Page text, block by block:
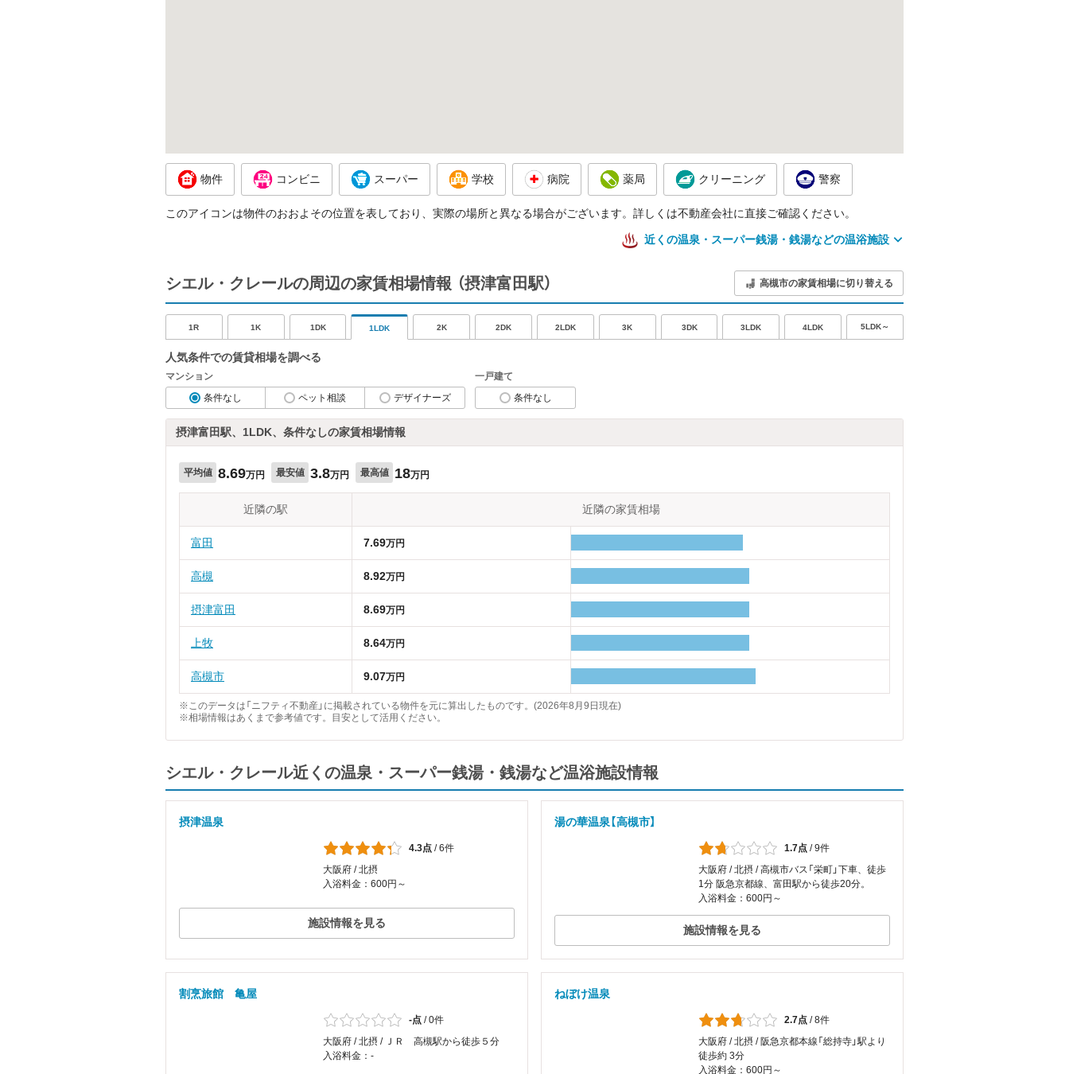
物件 コンビニ スーパー 学校 病院 薬局 クリーニング 警察
このアイコンは物件のおおよその位置を表しており、実際の場所と異なる場合がございます。詳しくは不動産会社に直接ご確認ください。
近くの温泉・スーパー銭湯・銭湯などの温浴施設
シエル・クレールの周辺の家賃相場情報 （摂津富田駅） 高槻市の家賃相場に切り替える
1R 1K 1DK 1LDK 2K 2DK 2LDK 3K 3DK 3LDK 4LDK 5LDK～
人気条件での賃貸相場を調べる
マンション
条件なし
ペット相談 デザイナーズ
一戸建て
条件なし
摂津富田駅、1LDK、条件なしの家賃相場情報
平均値 8.69万円 最安値 3.8万円 最高値 18万円
近隣の駅 近隣の家賃相場
富田 7.69万円
高槻 8.92万円
摂津富田 8.69万円
上牧 8.64万円
高槻市 9.07万円
※このデータは「ニフティ不動産」に掲載されている物件を元に算出したものです。(2026年8月9日現在)
※相場情報はあくまで参考値です。目安として活用ください。
シエル・クレール近くの温泉・スーパー銭湯・銭湯など温浴施設情報
摂津温泉
4.3点 /6件
大阪府 / 北摂
入浴料金：600円～
施設情報を見る
湯の華温泉【高槻市】
1.7点 /9件
大阪府 / 北摂 / 高槻市バス「栄町」下車、徒歩
1分 阪急京都線、富田駅から徒歩20分。
入浴料金：600円～
施設情報を見る
割烹旅館 亀屋
-点 /0件
大阪府 / 北摂 / ＪＲ 高槻駅から徒歩５分
入浴料金：-
ねぼけ温泉
2.7点 /8件
大阪府 / 北摂 / 阪急京都本線「総持寺」駅より
徒歩約 3分
入浴料金：600円～